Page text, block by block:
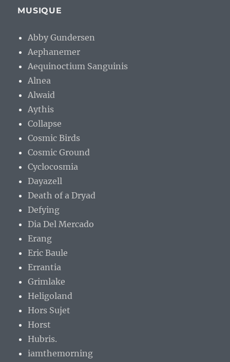
MUSIQUE
Abby Gundersen
Aephanemer
Aequinoctium Sanguinis
Alnea
Alwaid
Aythis
Collapse
Cosmic Birds
Cosmic Ground
Cyclocosmia
Dayazell
Death of a Dryad
Defying
Dia Del Mercado
Erang
Eric Baule
Errantia
Grimlake
Heligoland
Hors Sujet
Horst
Hubris.
iamthemorning